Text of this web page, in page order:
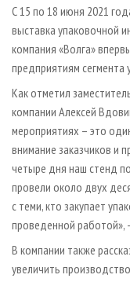
ПРОИЗВОДСТВО
ДЕРЕВЯННОЕ
ПРОИЗВОДСТВО
БИОЭНЕРГЕТИКА
ЦБП
ИНСТРУМЕНТ И
МОБИЛЬНЫЕ
ОФИЦИАЛЬНЫЕ
ПРИОРИТЕТНЫЕ
RUSSIAN
ГАЗЕТА
БИБЛИОТЕКА
РЕКЛАМА НА
С 15 по 18 июня 2021
выставка упаковочной
компания «Волга»
предприятиям сегмента
Как отметил
компании Алексей
мероприятиях – это
внимание заказчиков и
четыре дня наш стенд
провели около двух
с теми, кто закупает
проведенной работой»,
В компании также
увеличить